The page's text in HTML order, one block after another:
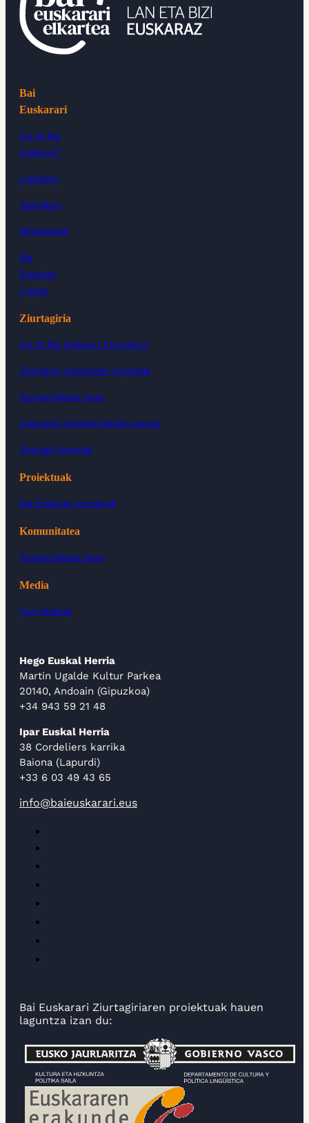
Bai
Euskarari
Zer da Bai
Euskarari?
Lantaldea
Antolaketa
Hitzarmenak
Bai
Euskarari
Laguna
Ziurtagiria
Zer da Bai Euskarari Ziurtagiria?
Ziurtagiria eskuratzeko irizpideak
Ziurtagiridunen mapa
Ziurtagiria lortzeko hamaika arrazoi
Ziurtagiri bereziak
Proiektuak
Bai Euskarari proiektuak
Komunitatea
Ziurtagiridunen mapa
Media
Gure bideoak
Hego Euskal Herria
Martin Ugalde Kultur Parkea
20140, Andoain (Gipuzkoa)
+34 943 59 21 48
Ipar Euskal Herria
38 Cordeliers karrika
Baiona (Lapurdi)
+33 6 03 49 43 65
info@baieuskarari.eus
Bai Euskarari Ziurtagiriaren proiektuak hauen
laguntza izan du: